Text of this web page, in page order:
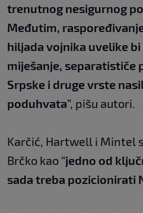
trenutnog nesigurnog
Međutim,
hiljada vojnika uvelike
miješanje, separatističe
Srpske i druge vrste
poduhvata”, pišu autori.
Karčić, Hartwell i Mintel
Brčko kao “jedno od
sada treba pozicionirati